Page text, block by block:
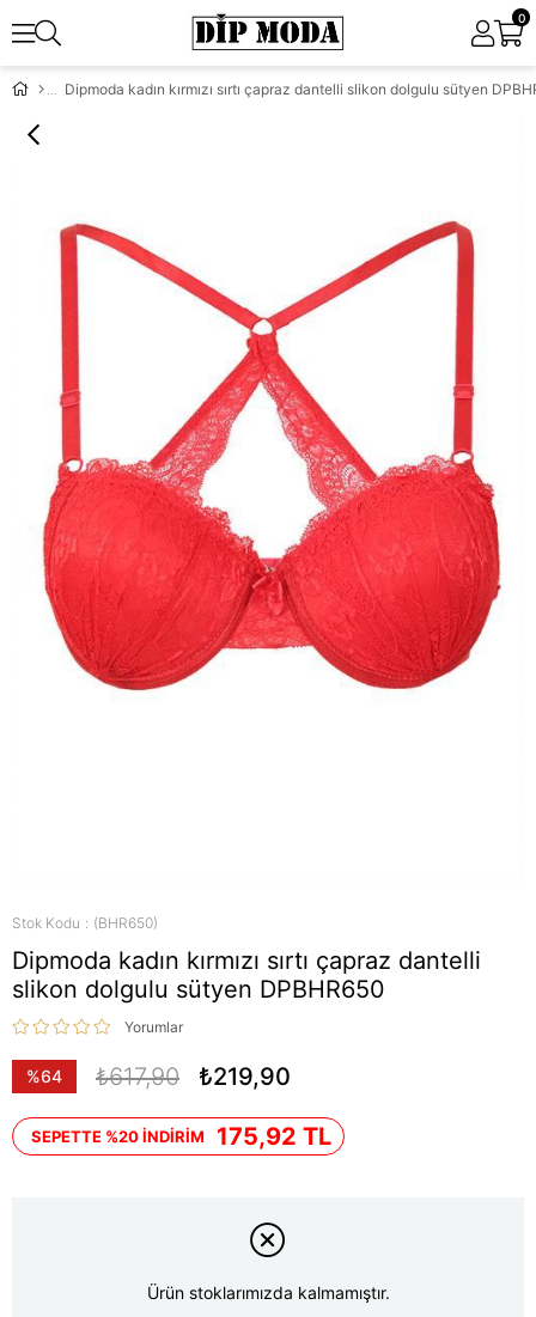
0
Dipmoda kadın kırmızı sırtı çapraz dantelli slikon dolgulu sütyen
Stok Kodu (BHR650)
Dipmoda kadın kırmızı sırtı çapraz dantelli
slikon dolgulu sütyen DPBHR650
Yorumlar
%64
₺617,90 ₺219,90
SEPETTE %20 İNDİRİM 175,92 TL
Ürün stoklarımızda kalmamıştır.